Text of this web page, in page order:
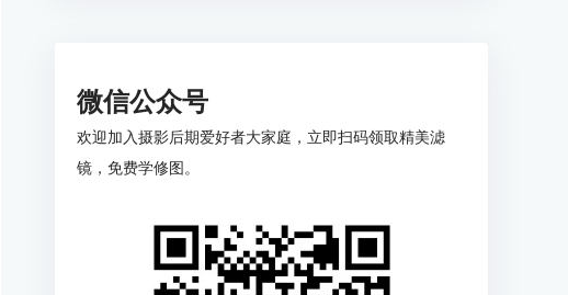
微信公众号
欢迎加入摄影后期爱好者大家庭，立即扫码领取精美滤
镜，免费学修图。